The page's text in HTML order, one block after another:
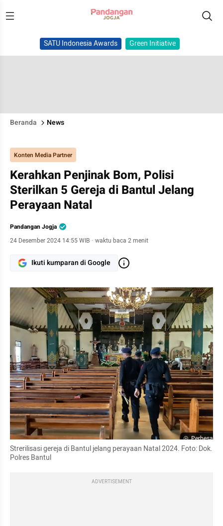
SATU Indonesia Awards Green Initiative
Beranda News
Konten Media Partner
Kerahkan Penjinak Bom, Polisi
Sterilkan 5 Gereja di Bantul Jelang
Perayaan Natal
Pandangan Jogja
24 Desember 2024 14:55 WIB · waktu baca 2 menit
Ikuti kumparan di Google
Perbesar
Strerilisasi gereja di Bantul jelang perayaan Natal 2024. Foto: Dok.
Polres Bantul
ADVERTISEMENT